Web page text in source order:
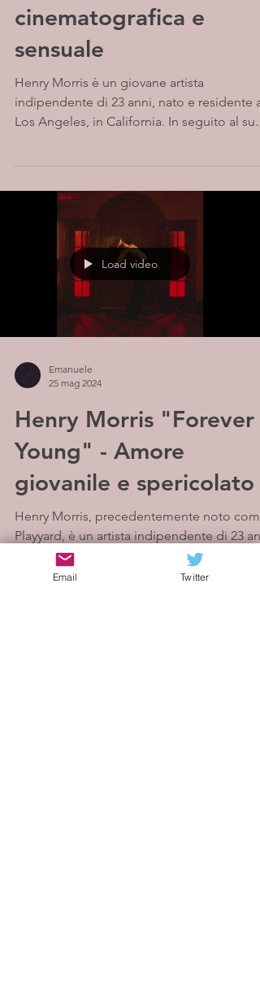
cinematografica e
sensuale
Henry Morris è un giovane artista
indipendente di 23 anni, nato e residente a
Los Angeles, in California. In seguito al suo
Load video
Emanuele
25 mag 2024
Henry Morris "Forever
Young" - Amore
giovanile e spericolato
Henry Morris, precedentemente noto come
Playyard, è un artista indipendente di 23
nato e residente a Los Angeles, in
Email Twitter